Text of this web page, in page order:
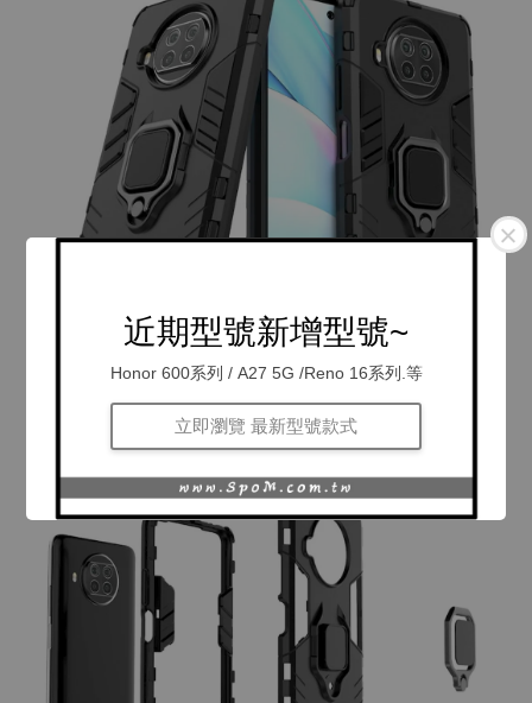
近期型號新增型號~
Honor 600系列 / A27 5G /Reno 16系列.等
立即瀏覽 最新型號款式